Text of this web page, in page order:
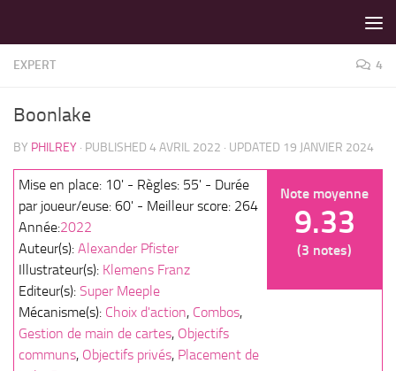
EXPERT 4
Boonlake
BY PHILREY · PUBLISHED 4 AVRIL 2022 · UPDATED 19 JANVIER 2024
Note moyenne
9.33
(3 notes)
Mise en place: 10' - Règles: 55' - Durée
par joueur/euse: 60' - Meilleur score: 264
Année:2022
Auteur(s): Alexander Pfister
Illustrateur(s): Klemens Franz
Editeur(s): Super Meeple
Mécanisme(s): Choix d'action, Combos,
Gestion de main de cartes, Objectifs
communs, Objectifs privés, Placement de